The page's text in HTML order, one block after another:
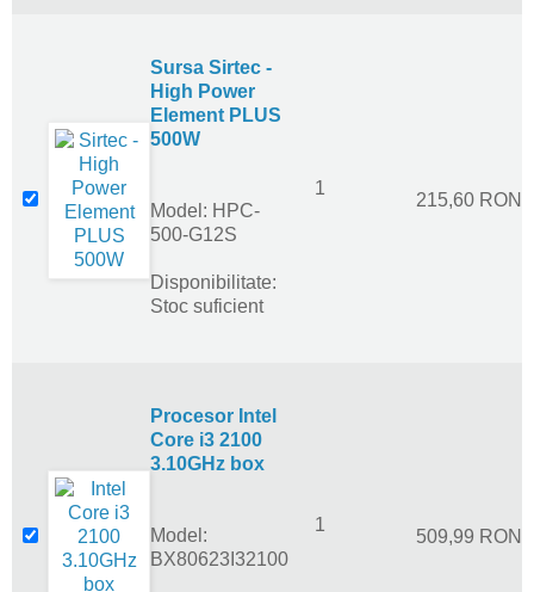
Sursa Sirtec -
High Power
Element PLUS
500W
Model: HPC-
500-G12S
Disponibilitate:
Stoc suficient
1
215,60 RON
Procesor Intel
Core i3 2100
3.10GHz box
Model:
BX80623I32100
1
509,99 RON